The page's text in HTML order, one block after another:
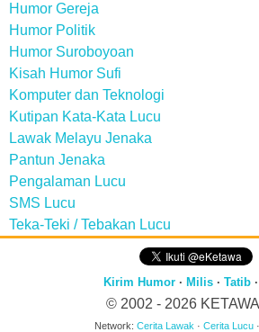
Humor Gereja
Humor Politik
Humor Suroboyoan
Kisah Humor Sufi
Komputer dan Teknologi
Kutipan Kata-Kata Lucu
Lawak Melayu Jenaka
Pantun Jenaka
Pengalaman Lucu
SMS Lucu
Teka-Teki / Tebakan Lucu
Kirim Humor· Milis· Tatib·
© 2002 - 2026
Network: Cerita Lawak · Cerita Lucu ·